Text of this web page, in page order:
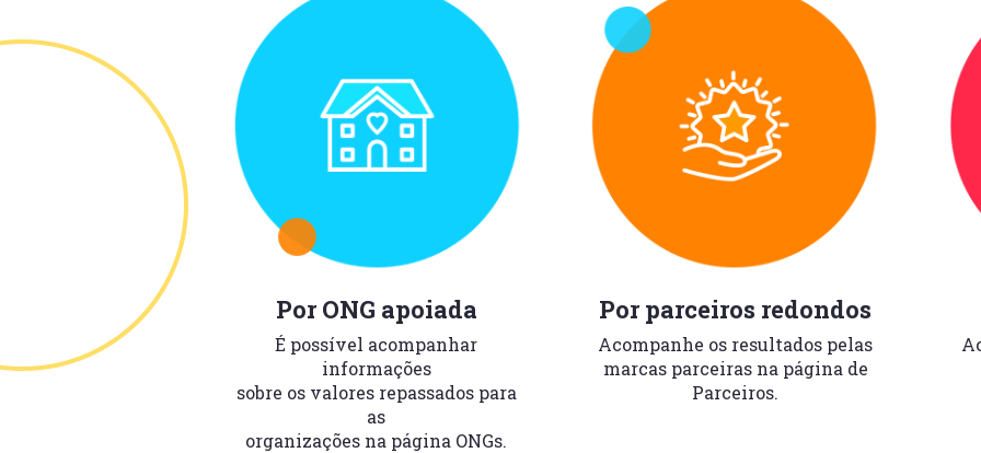
Por ONG apoiada
É possível acompanhar
informações
sobre os valores repassados para
as
organizações na página ONGs.
Por parceiros redondos
Acompanhe os resultados pelas
marcas parceiras na página de
Parceiros.